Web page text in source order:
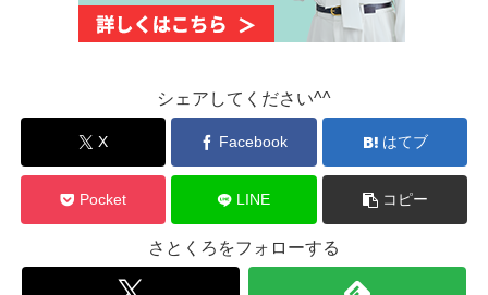
シェアしてください^^
X Facebook はてブ
Pocket LINE コピー
さとくろをフォローする